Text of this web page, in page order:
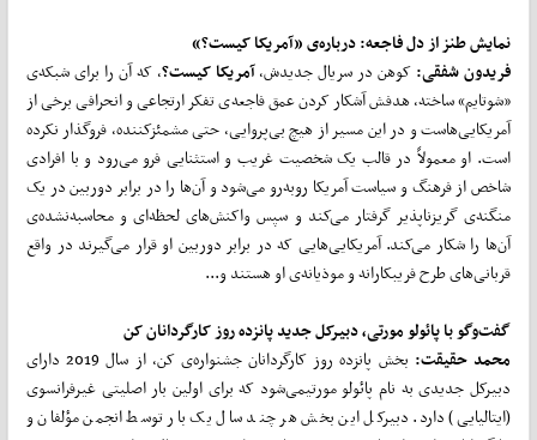
نمایش طنز از دل فاجعه: درباره‌ی «آمریکا کیست؟»
فریدون شفقی:کوهن در سریال جدیدش،آمریکا کیست؟، که آن را برای شبکه‌ی
«شوتایم» ساخته، هدفش آشکار کردن عمق فاجعه‌ی تفکر ارتجاعی و انحرافی برخی از
آمریکایی‌هاست و در این مسیر از هیچ بی‌پروایی، حتی مشمئزکننده، فروگذار نکرده
است. او معمولاً در قالب یک شخصیت غریب و استثنایی فرو می‌رود و با افرادی
شاخص از فرهنگ و سیاست آمریکا روبه‌رو می‌شود و آن‌ها را در برابر دوربین در یک
منگنه‌ی گریزناپذیر گرفتار می‌کند و سپس واکنش‌های لحظه‌ای و محاسبه‌نشده‌ی
آن‌ها را شکار می‌کند. آمریکایی‌هایی که در برابر دوربین او قرار می‌گیرند در واقع
قربانی‌های طرح فریبکارانه و موذیانه‌ی او هستند و...
گفتوگو با پائولو مورتی، دبیرکل جدید پانزده روز کارگردانان کن
محمد حقیقت:
بخش پانزده روز کارگردانان جشنواره‌ی کن، از سال 2019 دارای
دبیرکل جدیدی به نام پائولو مورتیمی‌شود که برای اولین بار اصلیتی غیرفرانسوی
(ایتالیایی) دارد. دبیرکل این بخش هر چند سال یک بار توسط انجمن مؤلفان و